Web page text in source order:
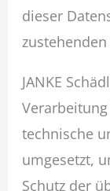
dieser
JANKE
technische
umgesetzt,
Schutz der